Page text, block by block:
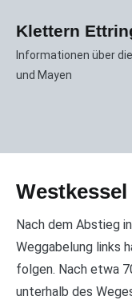
Inhalt
springen
Klettern
Informationen über
und Mayen
Nach dem Abstieg
Weggabelung links
folgen. Nach etwa
unterhalb des